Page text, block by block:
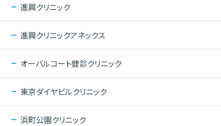
進興クリニック
進興クリニックアネックス
オーバルコート健診クリニック
東京ダイヤビルクリニック
浜町公園クリニック